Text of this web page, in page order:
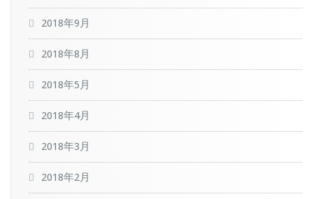
2018年9月
2018年8月
2018年5月
2018年4月
2018年3月
2018年2月